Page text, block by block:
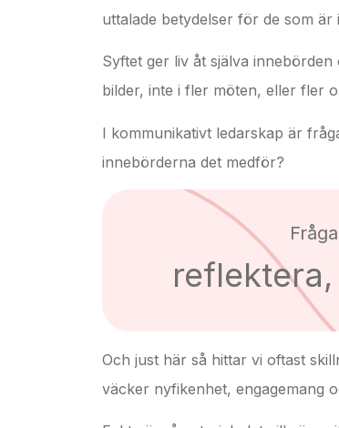
uttalade betydelser för de som är
Syftet ger liv åt själva
bilder, inte i fler möten, eller fler
I kommunikativt ledarskap är
innebörderna det medför?
Och just här så hittar vi oftast
väcker nyfikenhet, engagemang